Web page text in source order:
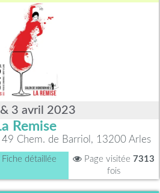
3 avril 2023
Remise
49 Chem. de Barriol, 13200 Arles
détaillée Page visitée 7313
fois